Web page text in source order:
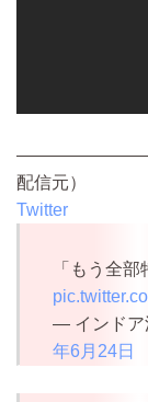
配信元）
Twitter
「もう全
— インドア
年6月24日